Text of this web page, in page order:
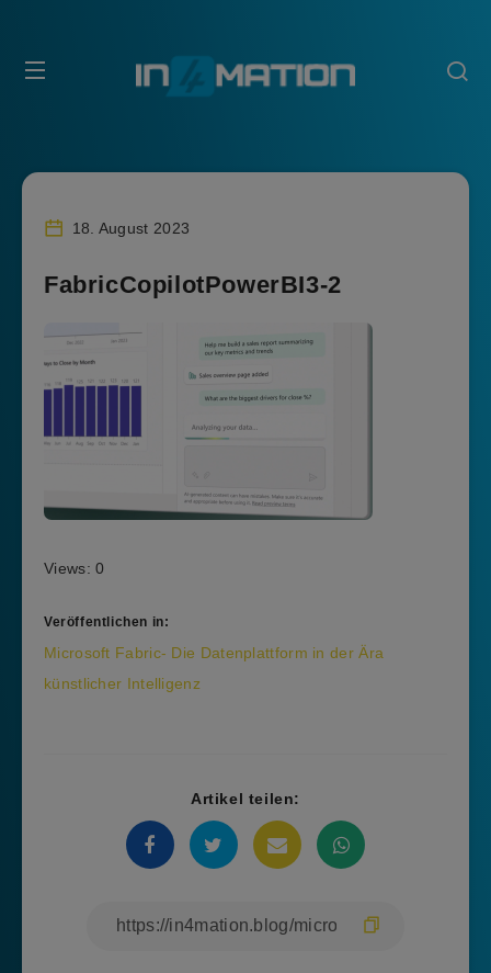
18. August 2023
FabricCopilotPowerBI3-2
Views: 0
Veröffentlichen in:
Beitragsnavigation
Microsoft Fabric- Die Datenplattform in der Ära
künstlicher Intelligenz
Artikel teilen: